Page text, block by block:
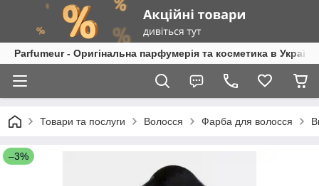
Parfumeur - Оригінальна парфумерія та косметика в Україні
Товари та послуги Волосся Фарба для волосся
–3%